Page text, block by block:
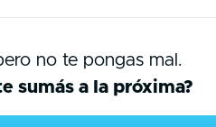
no te pongas mal.
sumás a la próxima?